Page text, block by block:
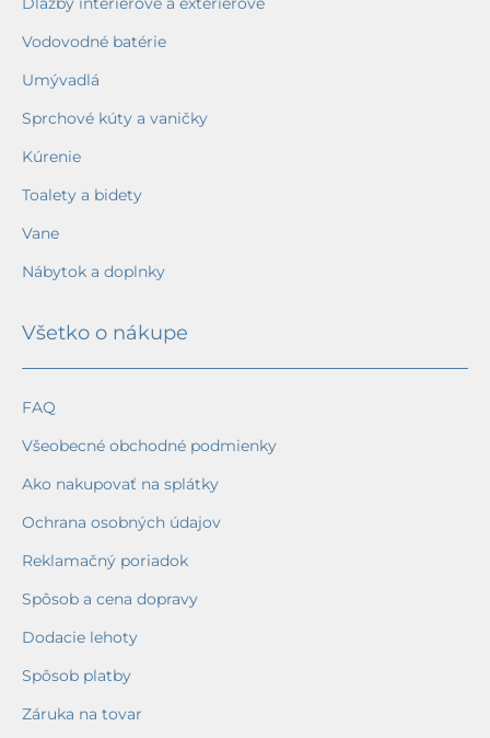
Vodovodné batérie
Umývadlá
Sprchové kúty a vaničky
Kúrenie
Toalety a bidety
Vane
Nábytok a doplnky
Všetko o nákupe
FAQ
Všeobecné obchodné podmienky
Ako nakupovať na splátky
Ochrana osobných údajov
Reklamačný poriadok
Spôsob a cena dopravy
Dodacie lehoty
Spôsob platby
Záruka na tovar